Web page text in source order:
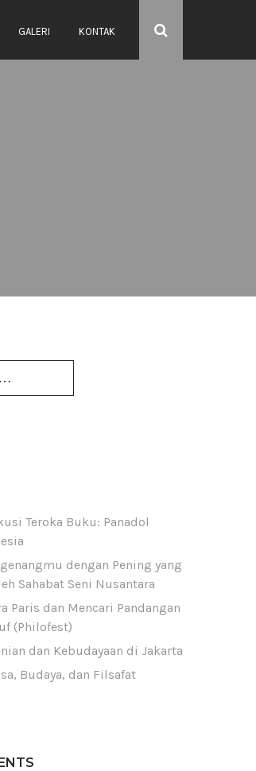
GALERI KONTAK
Teroka Buku: Panadol
dengan Pening yang
Sahabat Seni Nusantara
Paris dan Mencari Pandangan
(Philofest)
dan Kebudayaan di Jakarta
Budaya, dan Filsafat